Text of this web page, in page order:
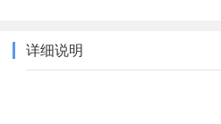
详细说明